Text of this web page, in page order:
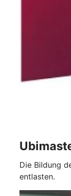
Die Bildung
entlasten.